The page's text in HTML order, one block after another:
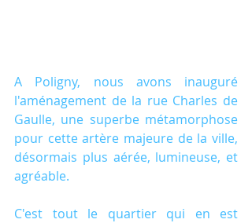
A Poligny, nous avons inauguré
l'aménagement de la rue Charles de
Gaulle, une superbe métamorphose
pour cette artère majeure de la ville,
désormais plus aérée, lumineuse, et
agréable.
C'est tout le quartier qui en est